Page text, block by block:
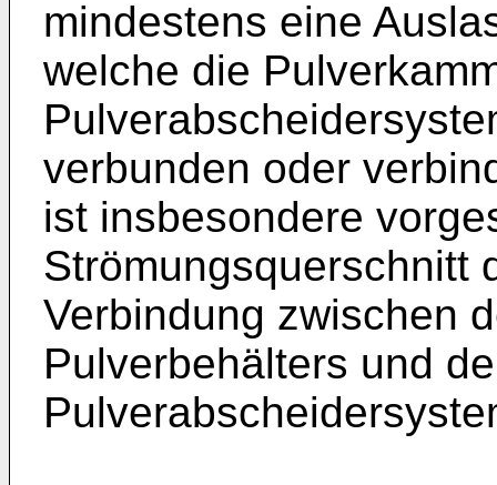
mindestens eine
welche die
verbunden oder
ist insbesondere
Strömungsquerschnitt
Verbindung zwischen
Pulverbehälters und